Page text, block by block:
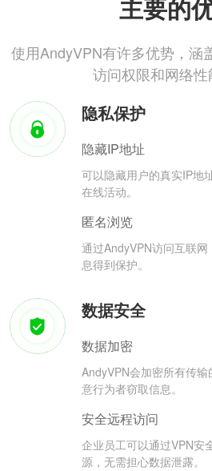
主要的
使用AndyVPN有许多优势，涵
访问权限和网络
隐私保护
隐藏IP地址
可以隐藏用户的真实IP地
在线活动。
匿名浏览
通过AndyVPN访问互联
息得到保护。
数据安全
数据加密
AndyVPN会加密所有传
意行为者窃取信息。
安全远程访问
企业员工可以通过VPN安
源，无需担心数据泄露。